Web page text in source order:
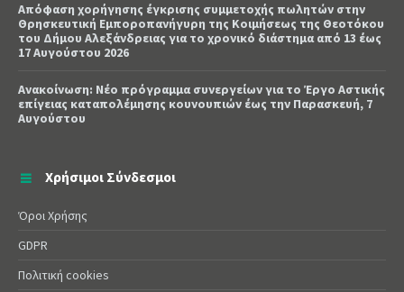
Απόφαση χορήγησης έγκρισης συμμετοχής πωλητών στην
Θρησκευτική Εμποροπανήγυρη της Κοιμήσεως της Θεοτόκου
του Δήμου Αλεξάνδρειας για το χρονικό διάστημα από 13 έως
17 Αυγούστου 2026
Ανακοίνωση: Νέο πρόγραμμα συνεργείων για το Έργο Αστικής
επίγειας καταπολέμησης κουνουπιών έως την Παρασκευή, 7
Αυγούστου
Χρήσιμοι Σύνδεσμοι
Όροι Χρήσης
GDPR
Πολιτική cookies